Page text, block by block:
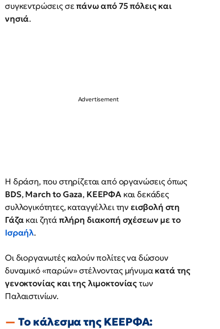
συγκεντρώσεις σεπάνω από 75 πόλεις και
νησιά.
Η δράση, που στηρίζεται από οργανώσεις όπως
BDS,March to Gaza, ΚΕΕΡΦΑκαι δεκάδες
συλλογικότητες, καταγγέλλει τηνεισβολή στη
Γάζα και ζητάπλήρη διακοπή σχέσεων με το
Ισραήλ.
Οι διοργανωτές καλούν πολίτες να δώσουν
δυναμικό «παρών» στέλνοντας μήνυμακατά της
γενοκτονίας και της λιμοκτονίαςτων
Παλαιστινίων.
Το κάλεσμα της ΚΕΕΡΦΑ: